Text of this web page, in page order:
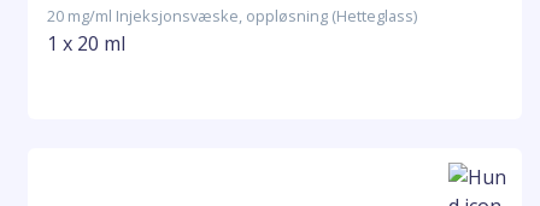
20 mg/ml Injeksjonsvæske, oppløsning (Hetteglass)
1 x 20 ml